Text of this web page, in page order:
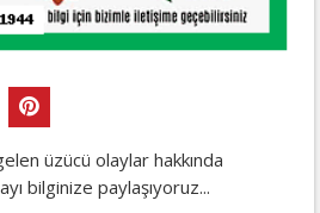
üzücü olaylar hakkında
bilginize paylaşıyoruz...